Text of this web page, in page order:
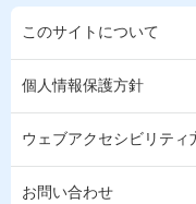
このサイトについて
個人情報保護方針
ウェブアクセシビリティ
お問い合わせ